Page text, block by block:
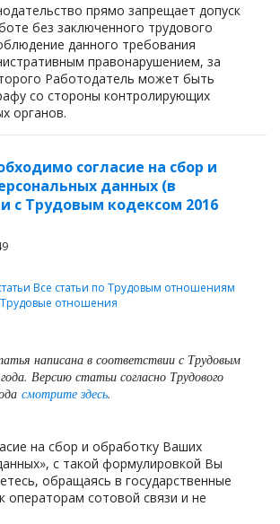
прямо запрещает допуск
без заключенного трудового
данного требования
правонарушением, за
Работодатель может быть
со стороны контролирующих
органов.
согласие на сбор и
данных (в
с Трудовым кодексом 2016
Все статьи по Трудовым отношениям
Трудовые отношения
написана в соответствии с Трудовым
Версию статьи согласно Трудового
смотрите здесь.
на сбор и обработку Ваших
с такой формулировкой Вы
обращаясь в государственные
операторам сотовой связи и не